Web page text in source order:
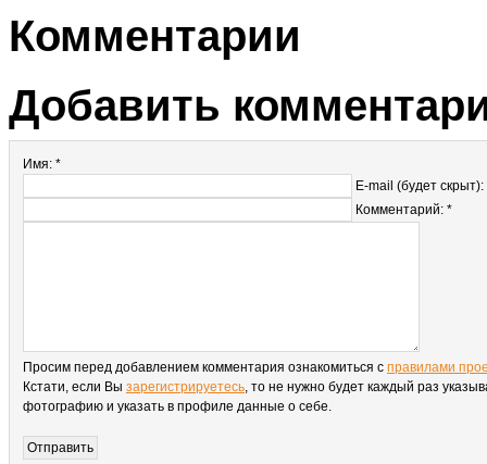
Комментарии
Добавить
Имя: *
E-mail (будет скрыт):
Комментарий: *
Просим перед добавлением комментария ознакомиться с правилами
Кстати, если Вы зарегистрируетесь, то не нужно будет каждый раз
фотографию и указать в профиле данные о себе.